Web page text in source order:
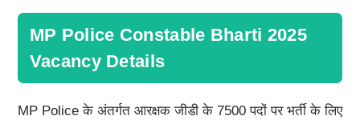
MP Police Constable Bharti 2025
Vacancy Details
MP Police के अंतर्गत आरक्षक जीडी के 7500 पदों पर भर्ती के लिए